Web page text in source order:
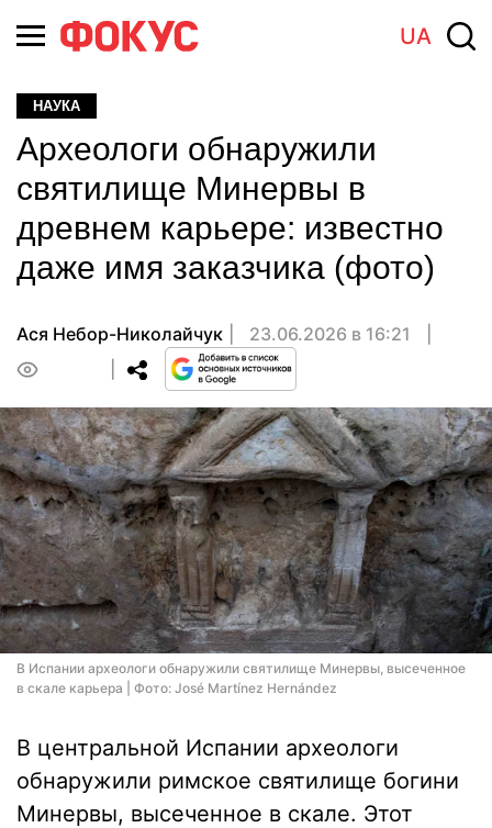
UA
НАУКА
Археологи обнаружили
святилище Минервы в
древнем карьере: известно
даже имя заказчика (фото)
Ася Небор-Николайчук
23.06.2026 в 16:21
В Испании археологи обнаружили святилище Минервы, высеченное
в скале карьера | Фото: José Martínez Hernández
В центральной Испании археологи
обнаружили римское святилище богини
Минервы, высеченное в скале. Этот